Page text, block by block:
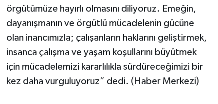
örgütümüze hayırlı olmasını diliyoruz. Emeğin,
dayanışmanın ve örgütlü mücadelenin gücüne
olan inancımızla; çalışanların haklarını geliştirmek,
insanca çalışma ve yaşam koşullarını büyütmek
için mücadelemizi kararlılıkla sürdüreceğimizi bir
kez daha vurguluyoruz” dedi. (Haber Merkezi)